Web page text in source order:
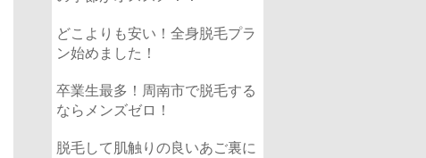
どこよりも安い！全身脱毛プラ
ン始めました！
卒業生最多！周南市で脱毛する
ならメンズゼロ！
脱毛して肌触りの良いあご裏に